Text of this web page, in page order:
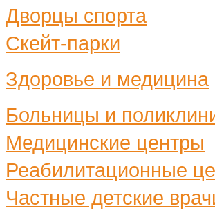
Дворцы спорта
Скейт-парки
Здоровье и медицина
Больницы и
Медицинские центры
Реабилитационные
Частные детские